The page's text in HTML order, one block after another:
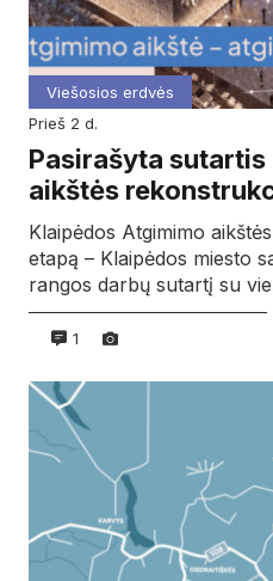
Viešosios erdvės
prieš 2 d.
Pasirašyta
aikštės
Klaipėdos Atgimimo
etapą – Klaipėdos miesto
rangos darbų sutartį su
1